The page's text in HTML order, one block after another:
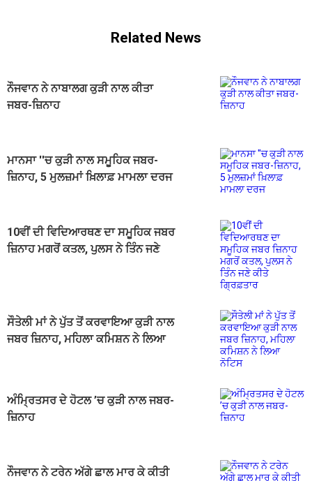
Related News
ਨੌਜਵਾਨ ਨੇ ਨਾਬਾਲਗ ਕੁੜੀ ਨਾਲ ਕੀਤਾ
ਜਬਰ-ਜ਼ਿਨਾਹ
ਮਾਨਸਾ ''ਚ ਕੁੜੀ ਨਾਲ ਸਮੂਹਿਕ ਜਬਰ-
ਜ਼ਿਨਾਹ, 5 ਮੁਲਜ਼ਮਾਂ ਖ਼ਿਲਾਫ਼ ਮਾਮਲਾ ਦਰਜ
10ਵੀਂ ਦੀ ਵਿਦਿਆਰਥਣ ਦਾ ਸਮੂਹਿਕ ਜਬਰ
ਜ਼ਿਨਾਹ ਮਗਰੋਂ ਕਤਲ, ਪੁਲਸ ਨੇ ਤਿੰਨ ਜਣੇ
ਸੌਤੇਲੀ ਮਾਂ ਨੇ ਪੁੱਤ ਤੋਂ ਕਰਵਾਇਆ ਕੁੜੀ ਨਾਲ
ਜਬਰ ਜ਼ਿਨਾਹ, ਮਹਿਲਾ ਕਮਿਸ਼ਨ ਨੇ ਲਿਆ
ਅੰਮ੍ਰਿਤਸਰ ਦੇ ਹੋਟਲ ’ਚ ਕੁੜੀ ਨਾਲ ਜਬਰ-
ਜ਼ਿਨਾਹ
ਨੌਜਵਾਨ ਨੇ ਟਰੇਨ ਅੱਗੇ ਛਾਲ ਮਾਰ ਕੇ ਕੀਤੀ